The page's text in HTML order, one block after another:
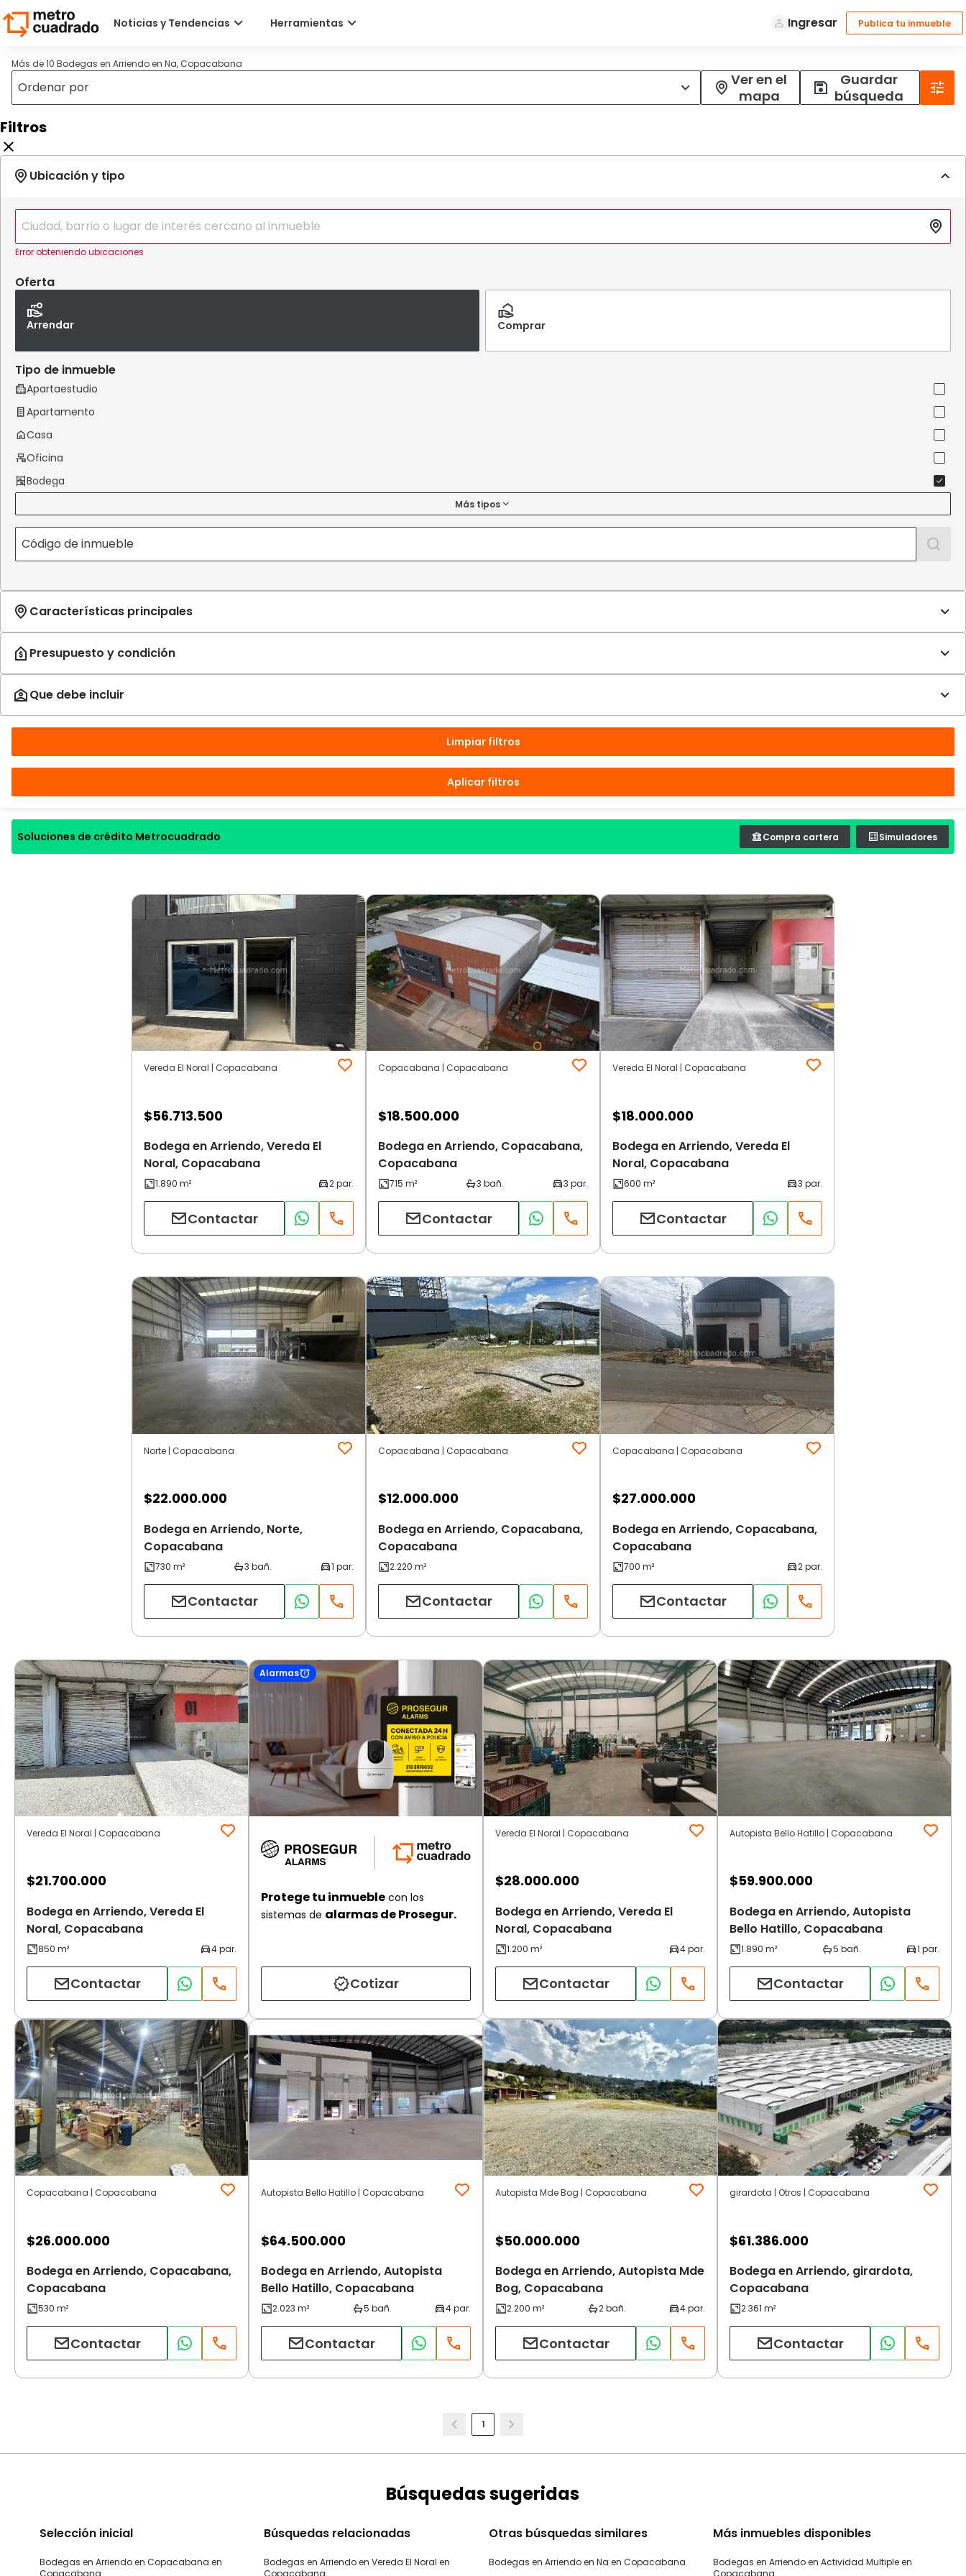
Más de 10 Bodegas en Arriendo en Na, Copacabana
Ver en el
mapa
Guardar
búsqueda
Filtros
Error obteniendo ubicaciones
Oferta
Arrendar Comprar
Tipo de inmueble
Más tipos
Limpiar filtros
Aplicar filtros
Soluciones de crédito Metrocuadrado Compra cartera Simuladores
Vereda El Noral | Copacabana
$56.713.500
Bodega en Arriendo, Vereda El
Noral, Copacabana
Contactar
Copacabana | Copacabana
$18.500.000
Bodega en Arriendo, Copacabana,
Copacabana
Contactar
Vereda El Noral | Copacabana
$18.000.000
Bodega en Arriendo, Vereda El
Noral, Copacabana
Contactar
Norte | Copacabana
$22.000.000
Bodega en Arriendo, Norte,
Copacabana
Contactar
Copacabana | Copacabana
$12.000.000
Bodega en Arriendo, Copacabana,
Copacabana
Contactar
Copacabana | Copacabana
$27.000.000
Bodega en Arriendo, Copacabana,
Copacabana
Contactar
Vereda El Noral | Copacabana
$21.700.000
Bodega en Arriendo, Vereda El
Noral, Copacabana
Contactar
Alarmas
Protege tu inmueble con los
sistemas de alarmas de Prosegur.
Cotizar
Vereda El Noral | Copacabana
$28.000.000
Bodega en Arriendo, Vereda El
Noral, Copacabana
Contactar
Autopista Bello Hatillo | Copacabana
$59.900.000
Bodega en Arriendo, Autopista
Bello Hatillo, Copacabana
Contactar
Copacabana | Copacabana
$26.000.000
Bodega en Arriendo, Copacabana,
Copacabana
Contactar
Autopista Bello Hatillo | Copacabana
$64.500.000
Bodega en Arriendo, Autopista
Bello Hatillo, Copacabana
Contactar
Autopista Mde Bog | Copacabana
$50.000.000
Bodega en Arriendo, Autopista Mde
Bog, Copacabana
Contactar
girardota | Otros | Copacabana
$61.386.000
Bodega en Arriendo, girardota,
Copacabana
Contactar
1